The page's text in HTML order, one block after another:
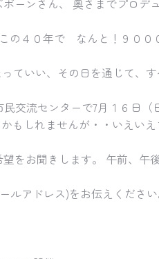
ーンさん、 奥さまでプロデ
の４０年で なんと！９００
ていい、その日を通じて、
交流センターで7月１６日（
もしれませんが・・いえい
をお聞きします。 午前、午
ルアドレス)をお伝えくださ